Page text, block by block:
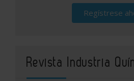
Regístrese
Revista Industria